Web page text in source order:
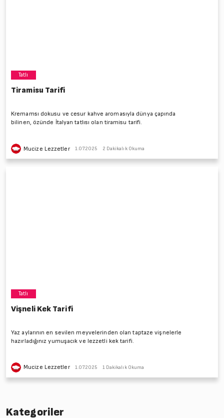
Tatlı
Tiramisu Tarifi
Kremamsı dokusu ve cesur kahve aromasıyla dünya çapında
bilinen, özünde İtalyan tatlısı olan tiramisu tarifi.
Mucize Lezzetler 1.07.2025 2 Dakikalık Okuma
Tatlı
Vişneli Kek Tarifi
Yaz aylarının en sevilen meyvelerinden olan taptaze vişnelerle
hazırladığınız yumuşacık ve lezzetli kek tarifi.
Mucize Lezzetler 1.07.2025 1 Dakikalık Okuma
Kategoriler